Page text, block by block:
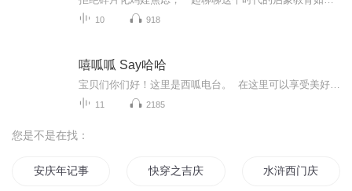
10 918
嘻呱呱 Say哈哈
11 2185
您是不是在找：
安庆年记事 快穿之吉庆有余 水浒西门庆